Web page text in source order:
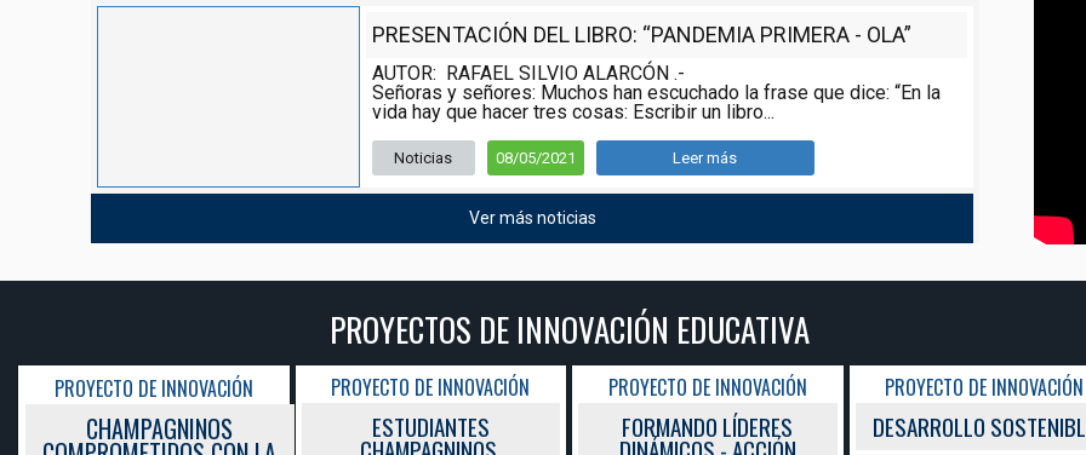
PRESENTACIÓN DEL LIBRO: “PANDEMIA PRIMERA - OLA”
AUTOR: RAFAEL SILVIO ALARCÓN .-
Señoras y señores: Muchos han escuchado la frase que dice: “En la
vida hay que hacer tres cosas: Escribir un libro...
Noticias 08/05/2021 Leer más
Ver más noticias
PROYECTOS DE INNOVACIÓN EDUCATIVA
PROYECTO DE INNOVACIÓN
CHAMPAGNINOS
PROYECTO DE INNOVACIÓN
ESTUDIANTES
PROYECTO DE INNOVACIÓN
FORMANDO LÍDERES
PROYECTO DE INNOVACIÓN
DESARROLLO